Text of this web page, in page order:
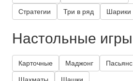
Стратегии Три в ряд Шарики
Настольные игры
Карточные Маджонг Пасьянс